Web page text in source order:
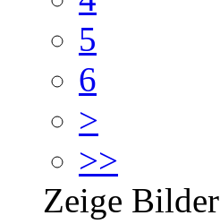
5
6
>
>>
Zeige Bilder